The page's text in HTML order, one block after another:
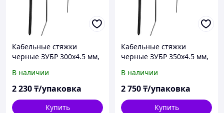
Кабельные стяжки
черные ЗУБР 300х4.5 мм,
В наличии
2 230₸/упаковка
Купить
Кабельные стяжки
черные ЗУБР 350х4.5 мм,
В наличии
2 750₸/упаковка
Купить